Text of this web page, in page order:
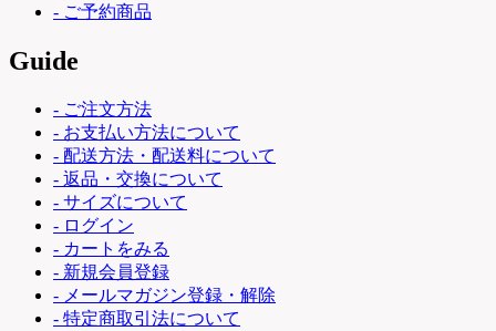
- ご予約商品
Guide
- ご注文方法
- お支払い方法について
- 配送方法・配送料について
- 返品・交換について
- サイズについて
- ログイン
- カートをみる
- 新規会員登録
- メールマガジン登録・解除
- 特定商取引法について